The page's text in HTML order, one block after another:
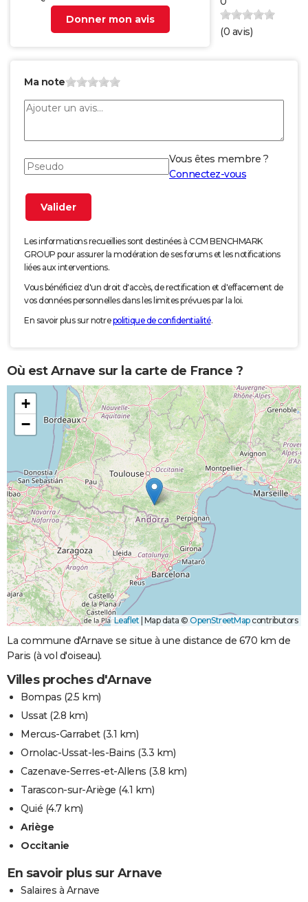
Donner mon avis
(0 avis)
Ma note
Vous êtes membre ?
Connectez-vous
Les informations recueillies sont destinées à CCM BENCHMARK
GROUP pour assurer la modération de ses forums et les notifications
liées aux interventions.
Vous bénéficiez d'un droit d'accès, de rectification et d'effacement de
vos données personnelles dans les limites prévues par la loi.
En savoir plus sur notrepolitique de confidentialité.
Où est Arnave sur la carte de France ?
+
−
Leaflet Map data © OpenStreetMapcontributors
La commune d'Arnave se situe à une distance de 670 km de
Paris (à vol d'oiseau).
Villes proches d'Arnave
Bompas (2.5 km)
Ussat(2.8 km)
Mercus-Garrabet(3.1 km)
Ornolac-Ussat-les-Bains (3.3 km)
Cazenave-Serres-et-Allens (3.8 km)
Tarascon-sur-Ariège (4.1 km)
Quié (4.7 km)
Ariège
Occitanie
En savoir plus sur Arnave
Salaires à Arnave